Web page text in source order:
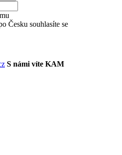
Česku souhlasíte se
S námi víte KAM